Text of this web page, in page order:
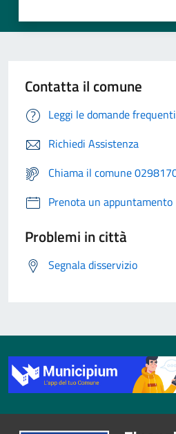
Contatta il comune
Leggi le domande frequenti
Richiedi Assistenza
Chiama il comune
Prenota un appuntamento
Problemi in città
Segnala disservizio